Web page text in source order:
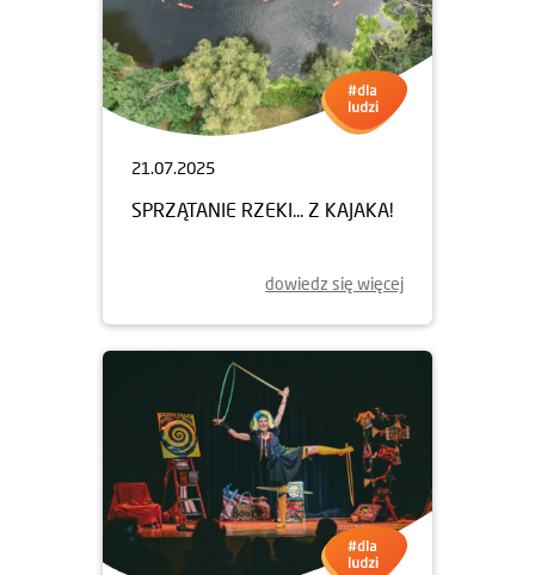
21.07.2025
SPRZĄTANIE RZEKI... Z KAJAKA!
dowiedz się więcej